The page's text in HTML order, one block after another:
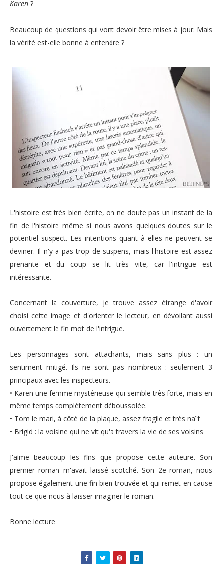
Karen ?
Beaucoup de questions qui vont devoir être mises à jour. Mais
la vérité est-elle bonne à entendre ?
L'histoire est très bien écrite, on ne doute pas un instant de la
fin de l'histoire même si nous avons quelques doutes sur le
potentiel suspect. Les intentions quant à elles ne peuvent se
deviner. Il n'y a pas trop de suspens, mais l'histoire est assez
prenante et du coup se lit très vite, car l'intrigue est
intéressante.
Concernant la couverture, je trouve assez étrange d'avoir
choisi cette image et d'orienter le lecteur, en dévoilant aussi
ouvertement le fin mot de l'intrigue.
Les personnages sont attachants, mais sans plus : un
sentiment mitigé. Ils ne sont pas nombreux : seulement 3
principaux avec les inspecteurs.
• Karen une femme mystérieuse qui semble très forte, mais en
même temps complètement déboussolée.
• Tom le mari, à côté de la plaque, assez fragile et très naïf
• Brigid : la voisine qui ne vit qu'a travers la vie de ses voisins
J'aime beaucoup les fins que propose cette auteure. Son
premier roman m'avait laissé scotché. Son 2e roman, nous
propose également une fin bien trouvée et qui remet en cause
tout ce que nous à laisser imaginer le roman.
Bonne lecture